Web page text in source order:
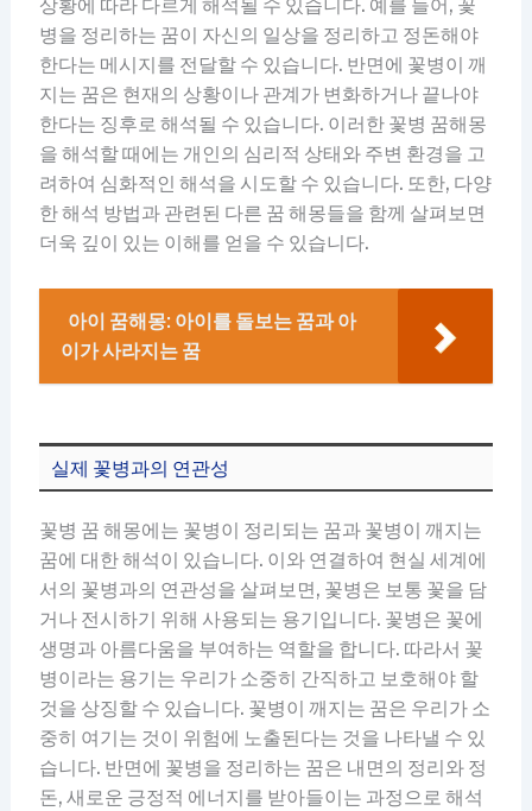
상황에 따라 다르게 해석될 수 있습니다. 예를 들어, 꽃
병을 정리하는 꿈이 자신의 일상을 정리하고 정돈해야
한다는 메시지를 전달할 수 있습니다. 반면에 꽃병이 깨
지는 꿈은 현재의 상황이나 관계가 변화하거나 끝나야
한다는 징후로 해석될 수 있습니다. 이러한 꽃병 꿈해몽
을 해석할 때에는 개인의 심리적 상태와 주변 환경을 고
려하여 심화적인 해석을 시도할 수 있습니다. 또한, 다양
한 해석 방법과 관련된 다른 꿈 해몽들을 함께 살펴보면
더욱 깊이 있는 이해를 얻을 수 있습니다.
아이 꿈해몽: 아이를 돌보는 꿈과 아
이가 사라지는 꿈
실제 꽃병과의 연관성
꽃병 꿈 해몽에는 꽃병이 정리되는 꿈과 꽃병이 깨지는
꿈에 대한 해석이 있습니다. 이와 연결하여 현실 세계에
서의 꽃병과의 연관성을 살펴보면, 꽃병은 보통 꽃을 담
거나 전시하기 위해 사용되는 용기입니다. 꽃병은 꽃에
생명과 아름다움을 부여하는 역할을 합니다. 따라서 꽃
병이라는 용기는 우리가 소중히 간직하고 보호해야 할
것을 상징할 수 있습니다. 꽃병이 깨지는 꿈은 우리가 소
중히 여기는 것이 위험에 노출된다는 것을 나타낼 수 있
습니다. 반면에 꽃병을 정리하는 꿈은 내면의 정리와 정
돈, 새로운 긍정적 에너지를 받아들이는 과정으로 해석